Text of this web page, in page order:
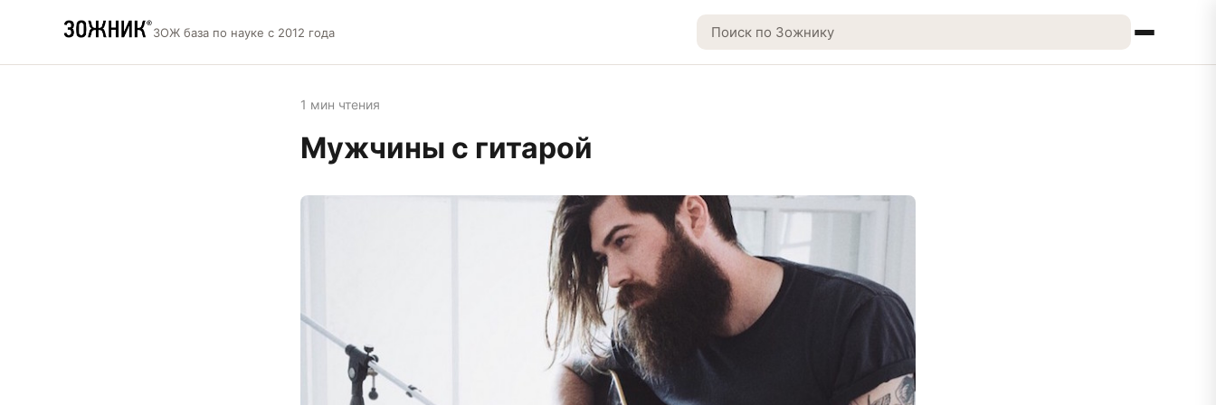
ЗОЖ база по науке с 2012 года
1 мин чтения
Мужчины с гитарой